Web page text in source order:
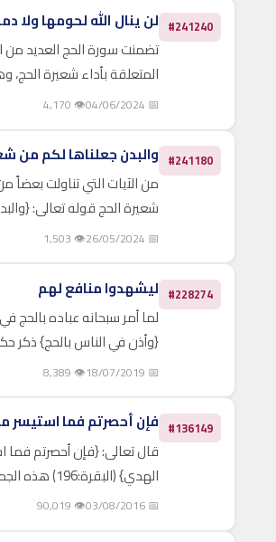
الأنعام فكلوا منها وأطعموا
#241240 لن ينال الله لحومها ولا
تضمنت سورة الحج العديد من
المتعلقة بأداء شعيرة الحج،
الشعيرة المفروضة على كل
السورة أحكامَ ما يتقرب به
من الأنعام أثناء أدائهم..
📅 04/06/2024
👁 4,170
#241180 والبدن جعلناها لكم من
من الآيات التي تناولت بعضاً
شعيرة الحج قوله تعالى:
لكم من شعائر الله لكم فيها خير}
يكون من خلال الوقفات الآتية:
الأولى: (البُدْن)..
📅 26/05/2024
👁 1,503
#228274 ليشهدوا منافع لهم
لما أمر سبحانه عباده بالحج
{وأذن في الناس بالحج} ذكر
الأمر بعدُ في قوله تعالى:
معلومات على ما رزقهم من
الأنعام فكلوا منها وأطعموا..
📅 18/07/2019
👁 8,389
#136149 فإن أحصرتم فما استيسر
قال تعالى: {فإن أحصرتم فما
الهدي}
الآية معطوفة على صدر الآية:
📅 03/08/2016
👁 90,019